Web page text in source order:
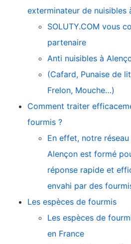
exterminateur de nuisibles
SOLUTY.COM vous
partenaire
Anti nuisibles à
(Cafard, Punaise de
Frelon, Mouche…)
Comment traiter
fourmis ?
En effet, notre
Alençon est formé
réponse rapide et
envahi par des
Les espèces de fourmis
Les espèces de
en France